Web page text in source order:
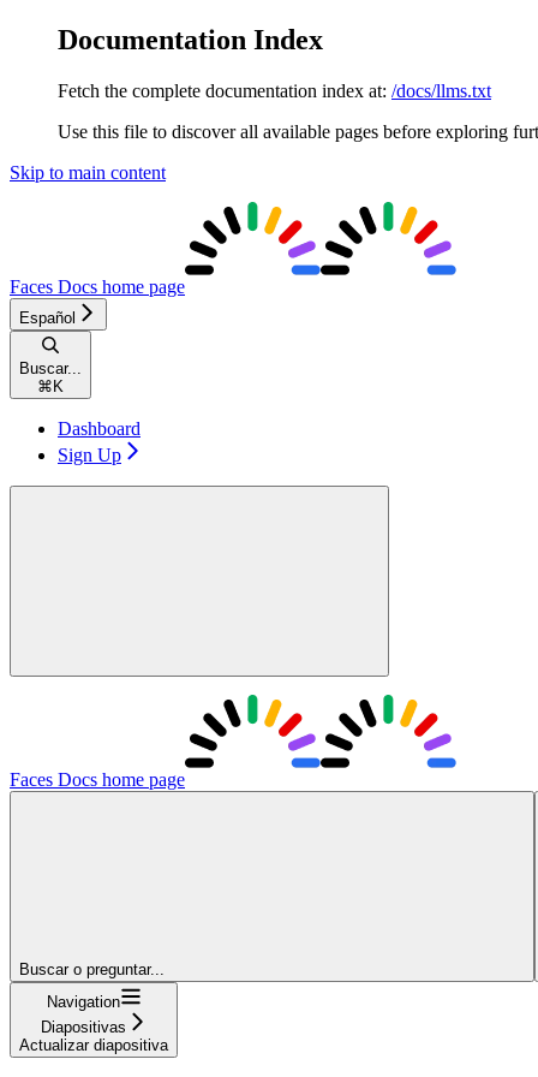
Documentation Index
Fetch the complete documentation index at: /docs/llms.txt
Use this file to discover all available pages before exploring
Skip to main content
Faces Docs home page
Español
Buscar...
⌘ K
Dashboard
Sign Up
Faces Docs home page
Buscar o preguntar...
Navigation
Diapositivas
Actualizar diapositiva